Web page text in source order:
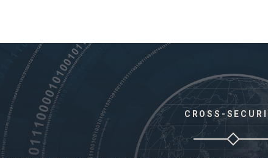
CROSS-